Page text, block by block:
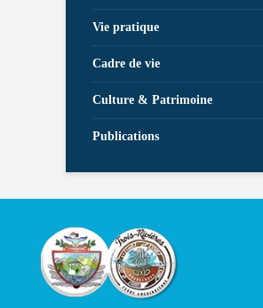
Vie pratique
Cadre de vie
Culture & Patrimoine
Publications